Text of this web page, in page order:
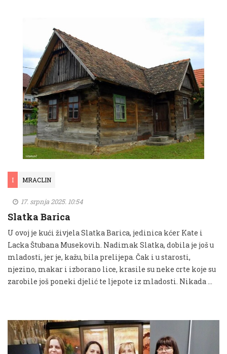
I MRACLIN
17. srpnja 2025. 10:54
Slatka Barica
U ovoj je kući živjela Slatka Barica, jedinica kćer Kate i
Lacka Štubana Musekovih. Nadimak Slatka, dobila je još u
mladosti, jer je, kažu, bila prelijepa. Čak i u starosti,
njezino, makar i izborano lice, krasile su neke crte koje su
zarobile još poneki djelić te ljepote iz mladosti. Nikada …